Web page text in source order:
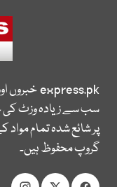
express.pkخبروں
سب سے زیادہ وزٹ
پر شائع شدہ تمام
گروپ محفوظ ہیں۔